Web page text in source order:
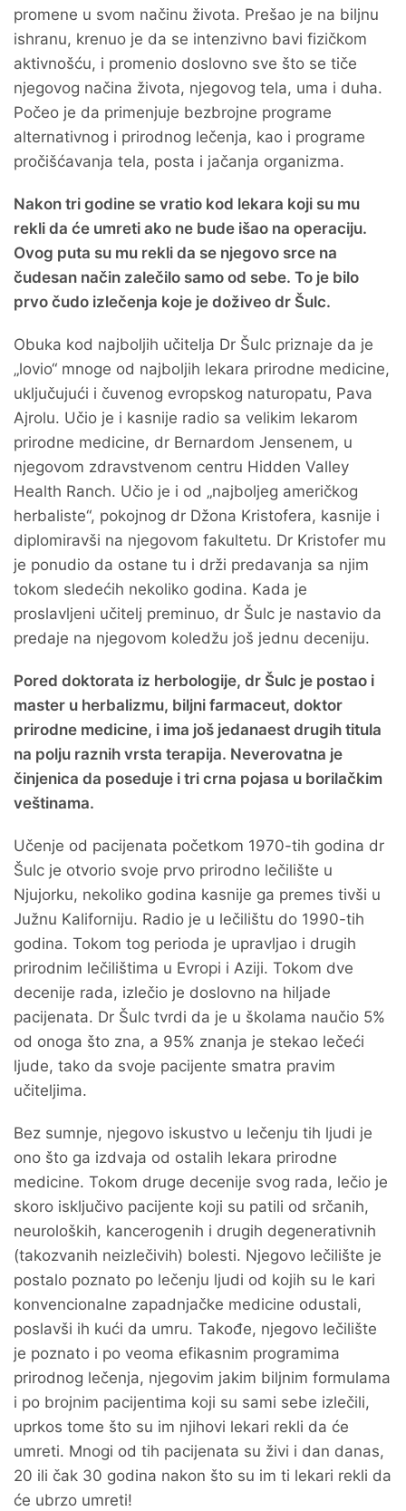
promene u svom načinu života. Prešao je na biljnu
ishranu, krenuo je da se intenzivno bavi fizičkom
aktivnošću, i promenio doslovno sve što se tiče
njegovog načina života, njegovog tela, uma i duha.
Počeo je da primenjuje bezbrojne programe
alternativnog i prirodnog lečenja, kao i programe
pročišćavanja tela, posta i jačanja organizma.
Nakon tri godine se vratio kod lekara koji su mu
rekli da će umreti ako ne bude išao na operaciju.
Ovog puta su mu rekli da se njegovo srce na
čudesan način zalečilo samo od sebe. To je bilo
prvo čudo izlečenja koje je doživeo dr Šulc.
Obuka kod najboljih učitelja Dr Šulc priznaje da je
„lovio“ mnoge od najboljih lekara prirodne medicine,
uključujući i čuvenog evropskog naturopatu, Pava
Ajrolu. Učio je i kasnije radio sa velikim lekarom
prirodne medicine, dr Bernardom Jensenem, u
njegovom zdravstvenom centru Hidden Valley
Health Ranch. Učio je i od „najboljeg američkog
herbaliste“, pokojnog dr Džona Kristofera, kasnije i
diplomiravši na njegovom fakultetu. Dr Kristofer mu
je ponudio da ostane tu i drži predavanja sa njim
tokom sledećih nekoliko godina. Kada je
proslavljeni učitelj preminuo, dr Šulc je nastavio da
predaje na njegovom koledžu još jednu deceniju.
Pored doktorata iz herbologije, dr Šulc je postao i
master u herbalizmu, biljni farmaceut, doktor
prirodne medicine, i ima još jedanaest drugih titula
na polju raznih vrsta terapija. Neverovatna je
činjenica da poseduje i tri crna pojasa u borilačkim
veštinama.
Učenje od pacijenata početkom 1970-tih godina dr
Šulc je otvorio svoje prvo prirodno lečilište u
Njujorku, nekoliko godina kasnije ga premes tivši u
Južnu Kaliforniju. Radio je u lečilištu do 1990-tih
godina. Tokom tog perioda je upravljao i drugih
prirodnim lečilištima u Evropi i Aziji. Tokom dve
decenije rada, izlečio je doslovno na hiljade
pacijenata. Dr Šulc tvrdi da je u školama naučio 5%
od onoga što zna, a 95% znanja je stekao lečeći
ljude, tako da svoje pacijente smatra pravim
učiteljima.
Bez sumnje, njegovo iskustvo u lečenju tih ljudi je
ono što ga izdvaja od ostalih lekara prirodne
medicine. Tokom druge decenije svog rada, lečio je
skoro isključivo pacijente koji su patili od srčanih,
neuroloških, kancerogenih i drugih degenerativnih
(takozvanih neizlečivih) bolesti. Njegovo lečilište je
postalo poznato po lečenju ljudi od kojih su le kari
konvencionalne zapadnjačke medicine odustali,
poslavši ih kući da umru. Takođe, njegovo lečilište
je poznato i po veoma efikasnim programima
prirodnog lečenja, njegovim jakim biljnim formulama
i po brojnim pacijentima koji su sami sebe izlečili,
uprkos tome što su im njihovi lekari rekli da će
umreti. Mnogi od tih pacijenata su živi i dan danas,
20 ili čak 30 godina nakon što su im ti lekari rekli da
će ubrzo umreti!